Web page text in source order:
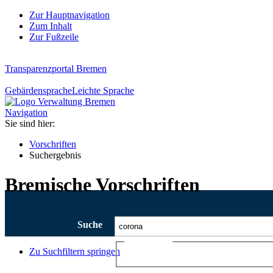
Zur Hauptnavigation
Zum Inhalt
Zur Fußzeile
Transparenzportal Bremen
GebärdenspracheLeichte Sprache
Navigation
Sie sind hier:
Vorschriften
Suchergebnis
Bremische Vorschriften
Suche
Zu Suchfiltern springen